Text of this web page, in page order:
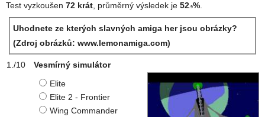
Test vyzkoušen 72 krát, průměrný výsledek je 52.9%.
Uhodnete ze kterých slavných amiga her jsou obrázky?
(Zdroj obrázků: www.lemonamiga.com)
Vesmírný simulátor
Elite
Elite 2 - Frontier
Wing Commander